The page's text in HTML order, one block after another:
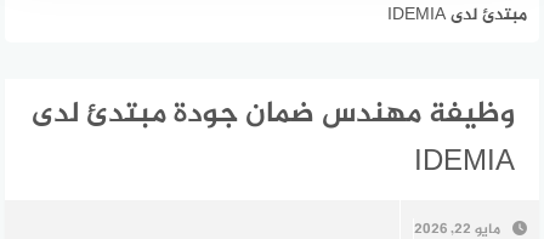
مبتدئ لدى IDEMIA
وظيفة مهندس ضمان جودة مبتدئ لدى
IDEMIA
مايو 22, 2026